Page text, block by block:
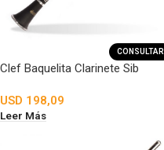
CONSULTAR
Clef Baquelita Clarinete Sib
USD 198,09
Leer Más